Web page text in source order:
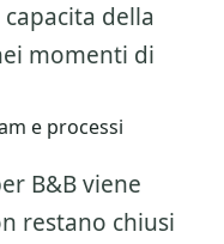
della
momenti di
e processi
B&B viene
restano chiusi